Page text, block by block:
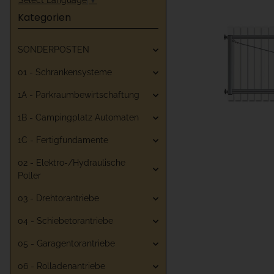
Kategorien
SONDERPOSTEN
01 - Schrankensysteme
1A - Parkraumbewirtschaftung
1B - Campingplatz Automaten
1C - Fertigfundamente
02 - Elektro-/Hydraulische
Poller
03 - Drehtorantriebe
04 - Schiebetorantriebe
05 - Garagentorantriebe
06 - Rolladenantriebe